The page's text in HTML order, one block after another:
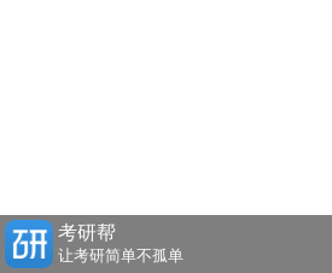
考研帮
让考研简单不孤单